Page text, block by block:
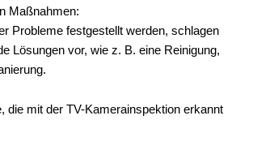
Maßnahmen:
Probleme festgestellt werden, schlagen
Lösungen vor, wie z. B. eine Reinigung,
die mit der TV-Kamerainspektion erkannt